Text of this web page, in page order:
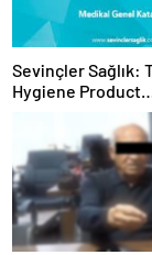
Sevinçler Sağlık:
Hygiene Product
Manufacturer in